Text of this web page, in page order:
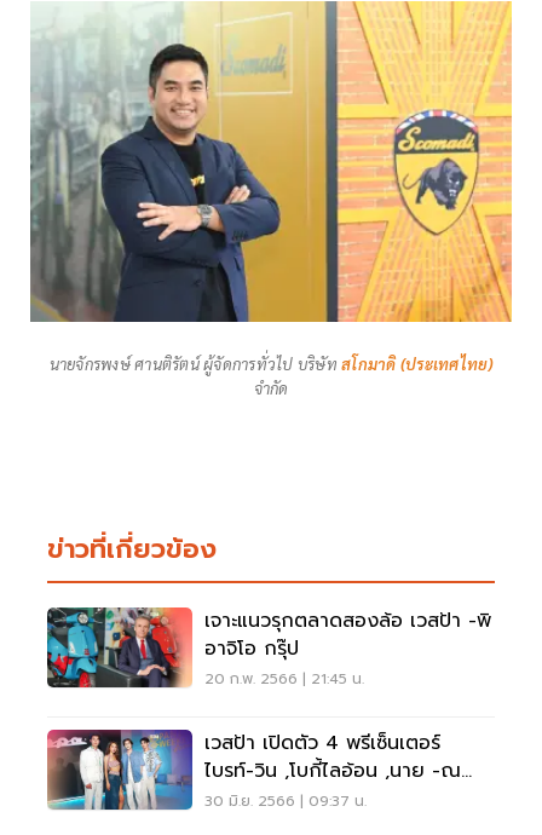
นายจักรพงษ์ ศานติรัตน์ ผู้จัดการทั่วไป บริษัท สโกมาดิ (ประเทศไทย)
จำกัด
ข่าวที่เกี่ยวข้อง
เจาะแนวรุกตลาดสองล้อ เวสป้า -พิ
อาจิโอ กรุ๊ป
20 ก.พ. 2566 | 21:45 น.
เวสป้า เปิดตัว 4 พรีเซ็นเตอร์
ไบรท์-วิน ,โบกี้ไลอ้อน ,นาย -ณ
ภัทร
30 มิ.ย. 2566 | 09:37 น.